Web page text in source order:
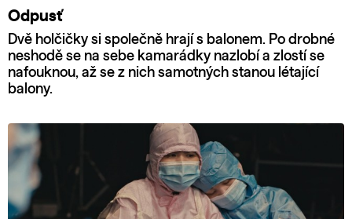
Odpusť
Dvě holčičky si společně hrají s balonem. Po drobné
neshodě se na sebe kamarádky nazlobí a zlostí se
nafouknou, až se z nich samotných stanou létající
balony.